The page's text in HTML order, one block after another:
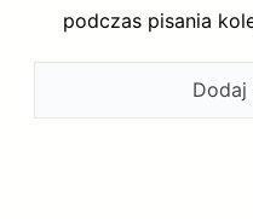
podczas pisania